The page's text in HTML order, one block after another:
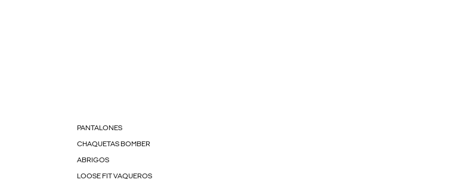
PANTALONES
CHAQUETAS BOMBER
ABRIGOS
LOOSE FIT VAQUEROS